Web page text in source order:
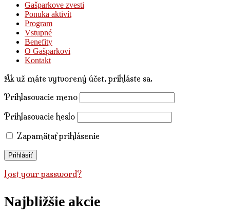
Gašparkove zvesti
Ponuka aktivít
Program
Vstupné
Benefity
O Gašparkovi
Kontakt
Ak už máte vytvorený účet, prihláste sa.
Prihlasovacie meno
Prihlasovacie heslo
Zapamätať prihlásenie
Lost your password?
Najbližšie akcie